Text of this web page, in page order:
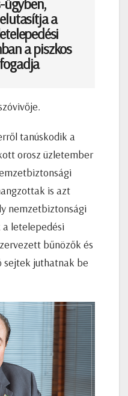
a
a piszkos
tanúskodik a
orosz üzletember
is azt
nemzetbiztonsági
letelepedési
bűnözők és
juthatnak be